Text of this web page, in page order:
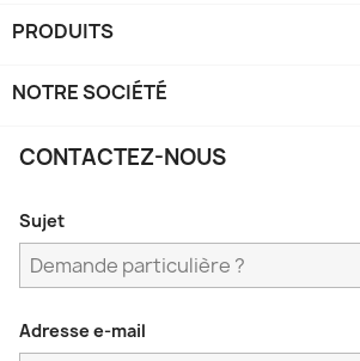
PRODUITS
NOTRE SOCIÉTÉ
CONTACTEZ-NOUS
Sujet
Adresse e-mail